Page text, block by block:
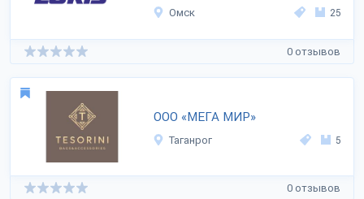
Омск 25
0 отзывов
ООО «МЕГА МИР»
Таганрог 5
0 отзывов